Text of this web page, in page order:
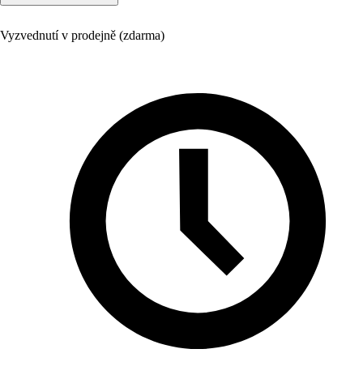
Vyzvednutí v prodejně (zdarma)